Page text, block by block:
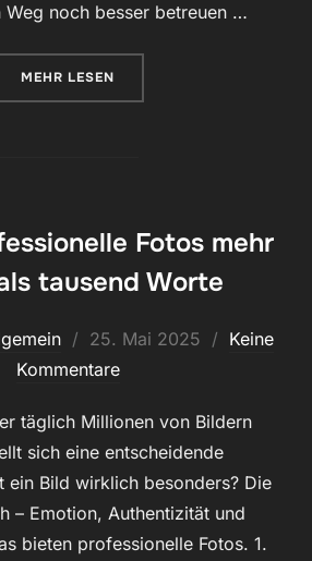
Weg noch besser betreuen …
MEHR ÜBER „BLEIB IMMER AUF DEM
LESEN
Fotos mehr
tausend Worte
Veröffentlicht
am
25. Mai 2025
Keine
Kommentare
täglich Millionen von Bildern
sich eine entscheidende
ein Bild wirklich besonders? Die
– Emotion, Authentizität und
bieten professionelle Fotos. 1.